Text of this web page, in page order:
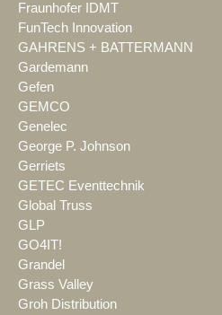
Fraunhofer IDMT
FunTech Innovation
GAHRENS + BATTERMANN
Gardemann
Gefen
GEMCO
Genelec
George P. Johnson
Gerriets
GETEC Eventtechnik
Global Truss
GLP
GO4IT!
Grandel
Grass Valley
Groh Distribution